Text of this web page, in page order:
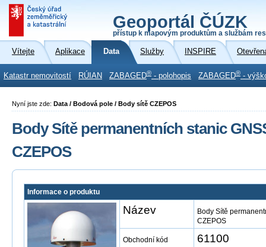
Geoportál ČÚZK
přístup k mapovým produktům a službám
Vítejte Aplikace Data Služby INSPIRE
Katastr nemovitostí RÚIAN ZABAGED® - polohopis ZABAGED® -
Nyní jste zde: Data / Bodová pole / Body sítě CZEPOS
Body Sítě permanentních stanic
CZEPOS
Informace o produktu
Název
Body Sítě
CZEPOS
Obchodní kód 61100